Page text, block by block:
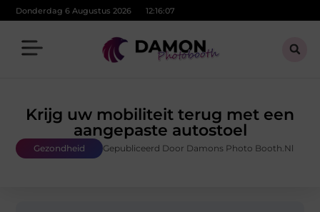
Donderdag 6 Augustus 2026 12:16:09
Krijg uw mobiliteit terug met een
aangepaste autostoel
Gezondheid Gepubliceerd Door Damons Photo Booth.nl